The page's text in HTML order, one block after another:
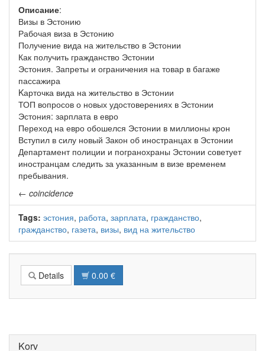
Описание:
Визы в Эстонию
Рабочая виза в Эстонию
Получение вида на жительство в Эстонии
Как получить гражданство Эстонии
Эстония. Запреты и ограничения на товар в багаже
пассажира
Kарточка вида на жительство в Эстонии
ТОП вопросов о новых удостоверениях в Эстонии
Эстония: зарплата в евро
Переход на евро обошелся Эстонии в миллионы крон
Вступил в силу новый Закон об иностранцах в Эстонии
Департамент полиции и погранохраны Эстонии советует
иностранцам следить за указанным в визе временем
пребывания.
← coincidence
Tags: эстония, работа, зарплата, гражданство,
гражданство, газета, визы, вид на жительство
Details 0.00 €
Korv